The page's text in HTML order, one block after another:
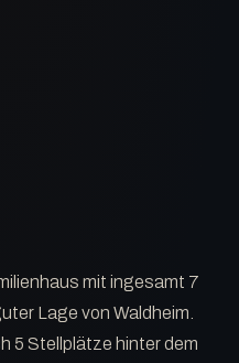
mit ingesamt 7
Lage von Waldheim.
5 Stellplätze hinter dem